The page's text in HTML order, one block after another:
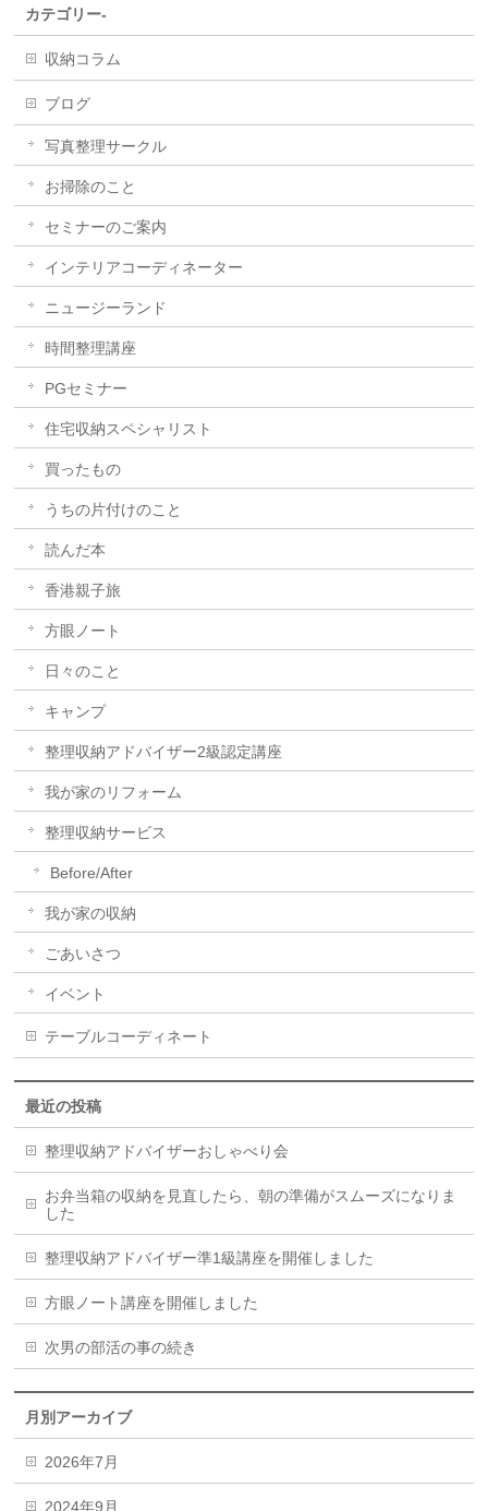
カテゴリー-
収納コラム
ブログ
写真整理サークル
お掃除のこと
セミナーのご案内
インテリアコーディネーター
ニュージーランド
時間整理講座
PGセミナー
住宅収納スペシャリスト
買ったもの
うちの片付けのこと
読んだ本
香港親子旅
方眼ノート
日々のこと
キャンプ
整理収納アドバイザー2級認定講座
我が家のリフォーム
整理収納サービス
Before/After
我が家の収納
ごあいさつ
イベント
テーブルコーディネート
最近の投稿
整理収納アドバイザーおしゃべり会
お弁当箱の収納を見直したら、朝の準備がスムーズになりま
した
整理収納アドバイザー準1級講座を開催しました
方眼ノート講座を開催しました
次男の部活の事の続き
月別アーカイブ
2026年7月
2024年9月